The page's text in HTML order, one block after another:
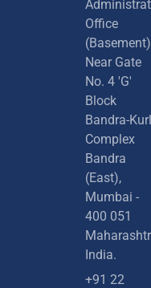
Office
(Basement)
Near Gate
No. 4 'G'
Block
Bandra-
Complex
Bandra
(East),
Mumbai -
400 051
India.
+91 22